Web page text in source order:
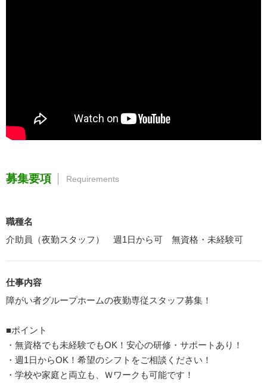
募集要項 Requirements
職種名
介助員（夜勤スタッフ） 週1日から可 無資格・未経験可
仕事内容
障がい者グループホームの夜勤専従スタッフ募集！
■ポイント
・無資格でも未経験でもOK！安心の研修・サポートあり！
・週1日からOK！希望のシフトをご相談ください！
・学校や家庭と両立も、Ｗワークも可能です！